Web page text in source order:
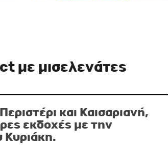
με μισελενάτες
και Καισαριανή,
εκδοχές με την